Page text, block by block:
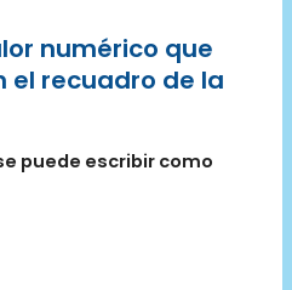
numérico que
el recuadro de la
puede escribir como